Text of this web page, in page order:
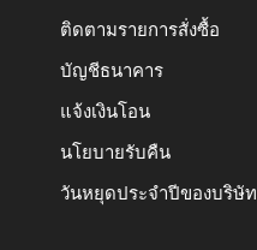
ติดตามรายการสั่งซื้อ
บัญชีธนาคาร
แจ้งเงินโอน
นโยบายรับคืน
วันหยุดประจำปีของบริษัท